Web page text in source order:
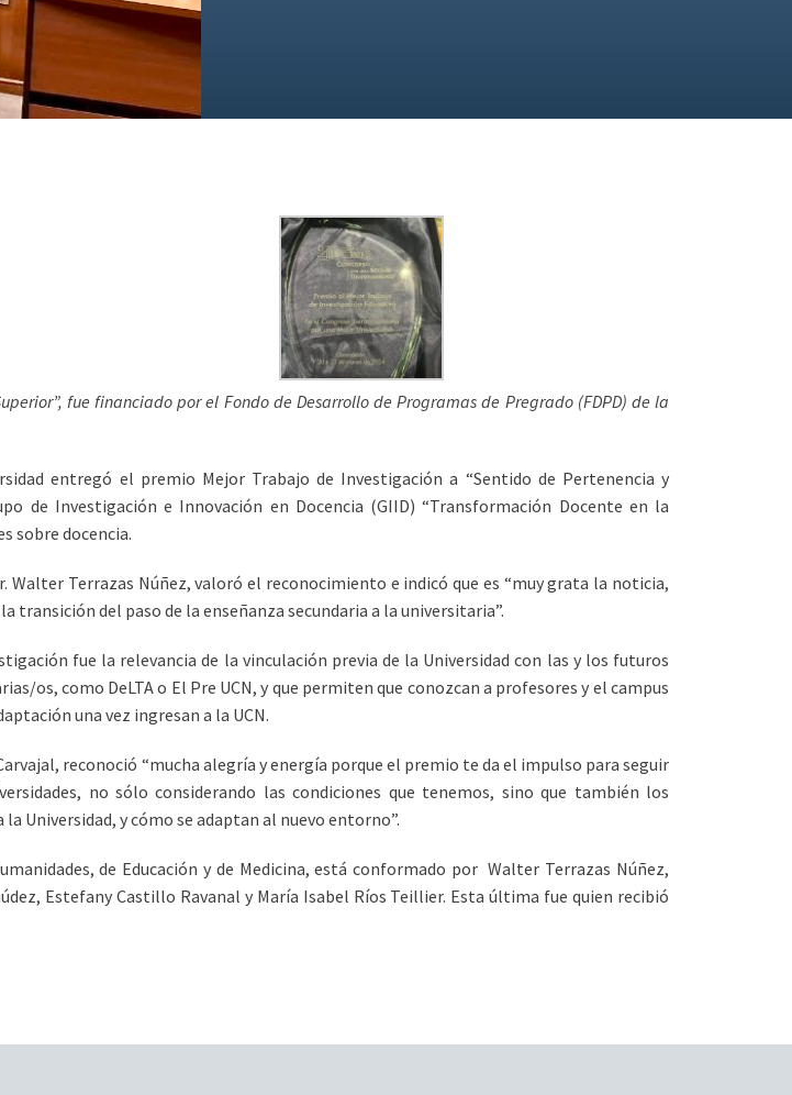
fue financiado por el Fondo de Desarrollo de Programas de Pregrado (FDPD) de la
entregó el premio Mejor Trabajo de Investigación a “Sentido de Pertenencia y
de Investigación e Innovación en Docencia (GIID) “Transformación Docente en la
sobre docencia.
Walter Terrazas Núñez, valoró el reconocimiento e indicó que es “muy grata la noticia,
del paso de la enseñanza secundaria a la universitaria”.
fue la relevancia de la vinculación previa de la Universidad con las y los futuros
os, como DeLTA o El Pre UCN, y que permiten que conozcan a profesores y el campus
una vez ingresan a la UCN.
reconoció “mucha alegría y energía porque el premio te da el impulso para seguir
no sólo considerando las condiciones que tenemos, sino que también los
Universidad, y cómo se adaptan al nuevo entorno”.
de Educación y de Medicina, está conformado por Walter Terrazas Núñez,
Estefany Castillo Ravanal y María Isabel Ríos Teillier. Esta última fue quien recibió